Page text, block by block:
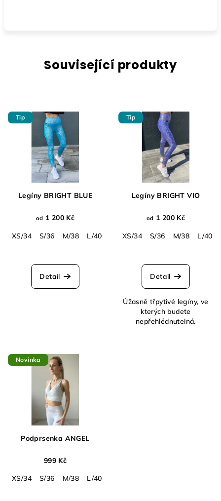
Související produkty
Tip
Legíny BRIGHT BLUE
od 1 200 Kč
XS/34 S/36 M/38 L/40 XL/42
hodnocení
produktu
Detail
Tip
Legíny BRIGHT VIO
od 1 200 Kč
XS/34 S/36 M/38 L/40
Detail
Úžasně třpytivé legíny, ve
kterých budete
nepřehlédnutelná.
Novinka
Podprsenka ANGEL
999 Kč
XS/34
S/36 M/38 L/40